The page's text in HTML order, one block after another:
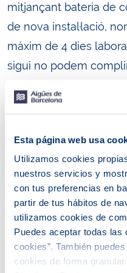
Esta página web usa
Utilizamos cookies
nuestros servicios y
con tus preferencias en
partir de tus hábitos de
utilizamos cookies de
Puedes aceptar todas las
cookies”. También
cookies de forma granular
mitjançant bateria de
de nova instal·lació,
màxim de 4 dies
sigui no podem
Aquesta mesura és
compleixin una sèrie
El primer és que la
subministrament ha
externa i interna
instal·lació interior
correctament i amb la
Barcelona, d’acord